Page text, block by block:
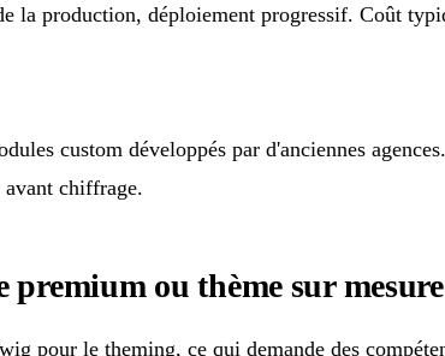
la production, déploiement progressif. Coût
custom développés par d'anciennes
avant chiffrage.
premium ou thème sur mesure
pour le theming, ce qui demande des